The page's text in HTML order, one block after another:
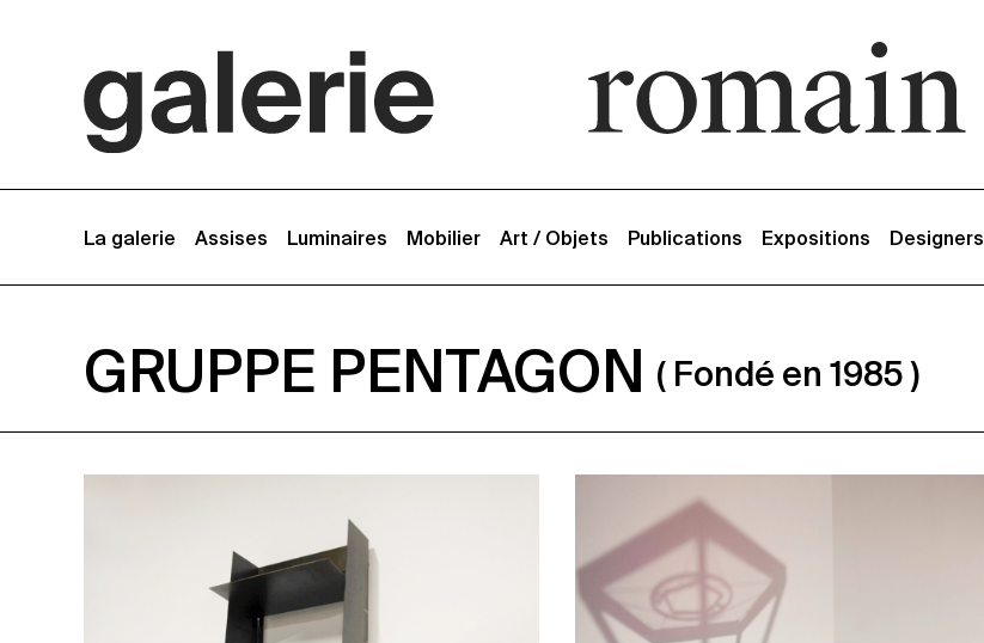
La galerie Assises Luminaires Mobilier Art / Objets Publications Expositions Designers
GRUPPE PENTAGON ( Fondé en 1985 )